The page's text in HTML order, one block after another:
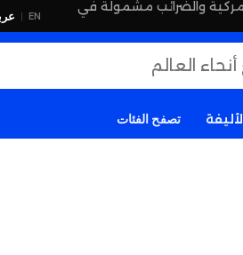
والضرائب مشمولة في
EN
|
تصفح الفئات